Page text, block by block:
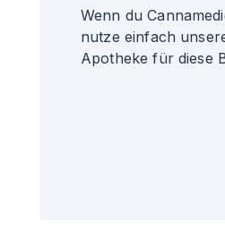
Wenn du
nutze einfach
Apotheke für diese